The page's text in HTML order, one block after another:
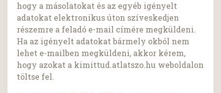
hogy a másolatokat és az egyéb igényelt
adatokat elektronikus úton szíveskedjen
részemre a feladó e-mail címére megküldeni.
Ha az igényelt adatokat bármely okból nem
lehet e-mailben megküldeni, akkor kérem,
hogy azokat a kimittud.atlatszo.hu weboldalon
töltse fel.